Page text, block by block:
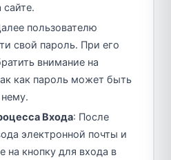
сайте.
пользователю
свой пароль. При его
внимание на
как пароль может быть
нему.
Входа: После
электронной почты и
на кнопку для входа в